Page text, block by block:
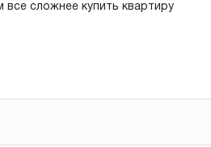
все сложнее купить квартиру